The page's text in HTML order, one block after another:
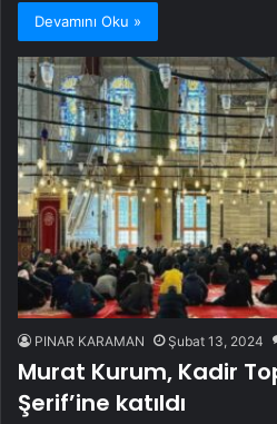
Devamını Oku »
PINAR KARAMAN Şubat 13, 2024
Murat Kurum, Kadir
Şerif’ine katıldı